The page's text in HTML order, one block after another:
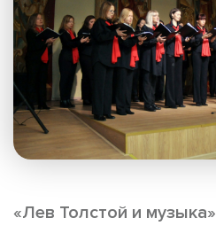
«Лев Толстой и музыка»